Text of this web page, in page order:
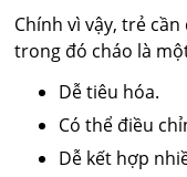
Chính vì vậy, trẻ
trong đó cháo là
Dễ tiêu hóa.
Có thể điều
Dễ kết hợp